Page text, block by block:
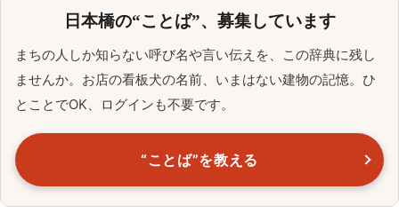
日本橋の“ことば”、募集しています
まちの人しか知らない呼び名や言い伝えを、この辞典に残し
ませんか。お店の看板犬の名前、いまはない建物の記憶。ひ
とことでOK、ログインも不要です。
“ことば”を教える